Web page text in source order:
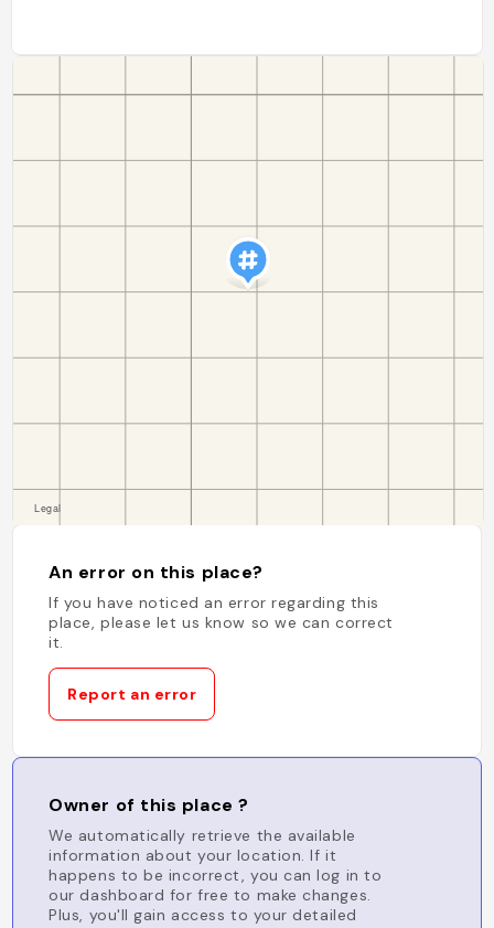
An error on this place?
If you have noticed an error regarding this
place, please let us know so we can correct
it.
Report an error
Owner of this place ?
We automatically retrieve the available
information about your location. If it
happens to be incorrect, you can log in to
our dashboard for free to make changes.
Plus, you'll gain access to your detailed